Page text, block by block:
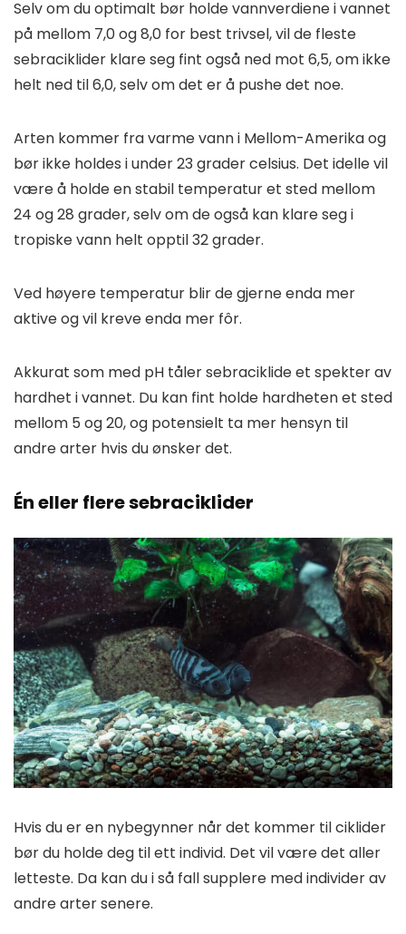
Selv om du optimalt bør holde vannverdiene i vannet
på mellom 7,0 og 8,0 for best trivsel, vil de fleste
sebraciklider klare seg fint også ned mot 6,5, om ikke
helt ned til 6,0, selv om det er å pushe det noe.
Arten kommer fra varme vann i Mellom-Amerika og
bør ikke holdes i under 23 grader celsius. Det idelle vil
være å holde en stabil temperatur et sted mellom
24 og 28 grader, selv om de også kan klare seg i
tropiske vann helt opptil 32 grader.
Ved høyere temperatur blir de gjerne enda mer
aktive og vil kreve enda mer fôr.
Akkurat som med pH tåler sebraciklide et spekter av
hardhet i vannet. Du kan fint holde hardheten et sted
mellom 5 og 20, og potensielt ta mer hensyn til
andre arter hvis du ønsker det.
Én eller flere sebraciklider
Hvis du er en nybegynner når det kommer til ciklider
bør du holde deg til ett individ. Det vil være det aller
letteste. Da kan du i så fall supplere med individer av
andre arter senere.